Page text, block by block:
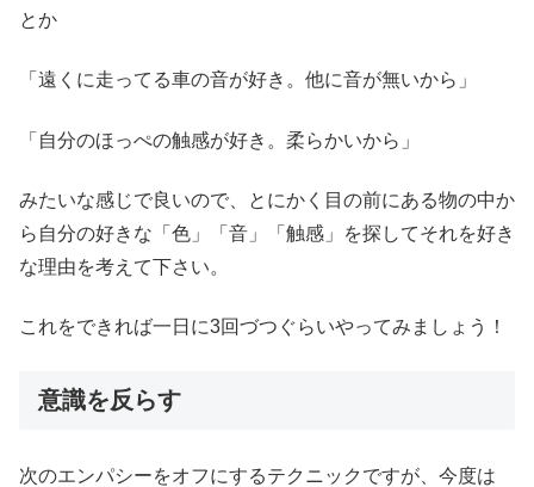
とか
「遠くに走ってる車の音が好き。他に音が無いから」
「自分のほっぺの触感が好き。柔らかいから」
みたいな感じで良いので、とにかく目の前にある物の中か
ら自分の好きな「色」「音」「触感」を探してそれを好き
な理由を考えて下さい。
これをできれば一日に3回づつぐらいやってみましょう！
意識を反らす
次のエンパシーをオフにするテクニックですが、今度は